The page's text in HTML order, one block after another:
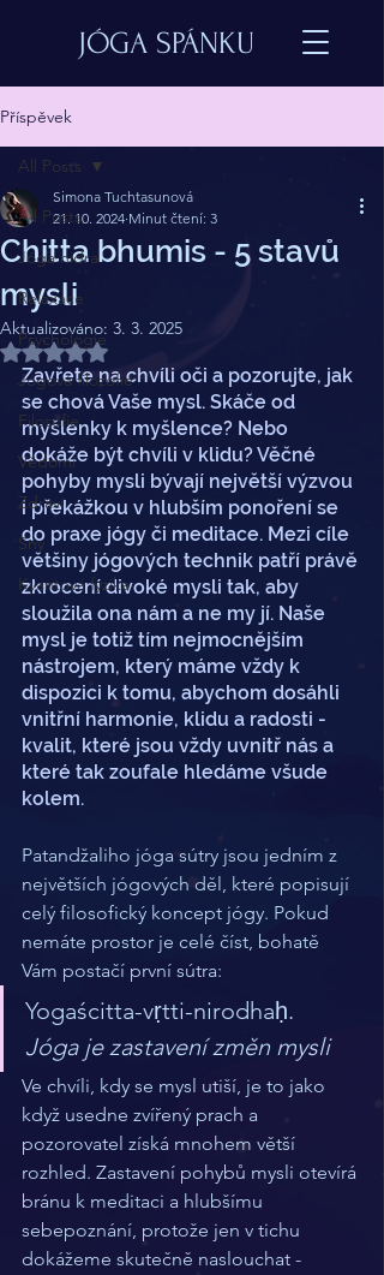
JÓGA SPÁNKU
Příspěvek
All Posts
Jóga nidra
Relaxace
Psychologie
Jógová filozofie
Filosofie
Vědomí
Zdraví
Sny
Kvantová fyzika
All Posts
Chitta bhumis - 5 stavů
mysli
Simona Tuchtasunová
21. 10. 2024 Minut čtení: 3
Aktualizováno: 3. 3. 2025
Hodnoceno NaN z 5 hvězdiček.
Zavřete na chvíli oči a pozorujte, jak
se chová Vaše mysl. Skáče od
myšlenky k myšlence? Nebo
dokáže být chvíli v klidu? Věčné
pohyby mysli bývají největší výzvou
i překážkou v hlubším ponoření se
do praxe jógy či meditace. Mezi cíle
většiny jógových technik patří právě
zkrocení divoké mysli tak, aby
sloužila ona nám a ne my jí. Naše
mysl je totiž tím nejmocnějším
nástrojem, který máme vždy k
dispozici k tomu, abychom dosáhli
vnitřní harmonie, klidu a radosti -
kvalit, které jsou vždy uvnitř nás a
které tak zoufale hledáme všude
kolem.
Patandžaliho jóga sútry jsou jedním z
největších jógových děl, které popisují
celý filosofický koncept jógy. Pokud
nemáte prostor je celé číst, bohatě
Vám postačí první sútra:
Yogaścitta-vṛtti-nirodhaḥ.
Jóga je zastavení změn mysli
Ve chvíli, kdy se mysl utiší, je to jako
když usedne zvířený prach a
pozorovatel získá mnohem větší
rozhled. Zastavení pohybů mysli otevírá
bránu k meditaci a hlubšímu
sebepoznání, protože jen v tichu
dokážeme skutečně naslouchat -